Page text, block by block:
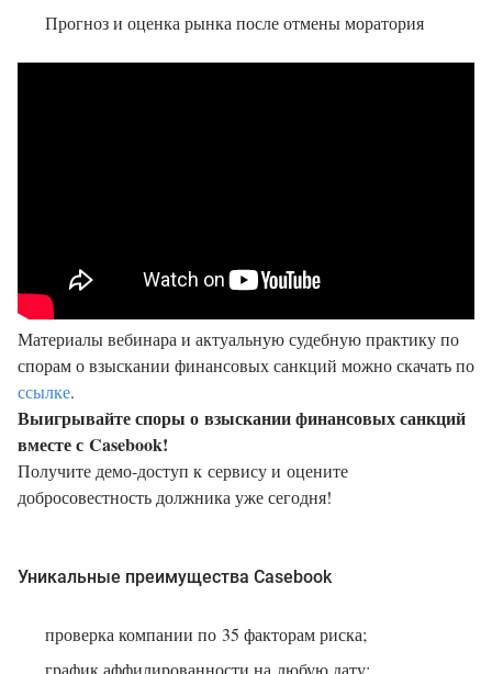
Прогноз и оценка рынка после отмены моратория
Материалы вебинара и актуальную судебную практику по
спорам о взыскании финансовых санкций можно скачать по
ссылке.
Выигрывайте споры о взыскании финансовых санкций
вместе с Casebook!
Получите демо-доступ к сервису и оцените
добросовестность должника уже сегодня!
Уникальные преимущества Casebook
проверка компании по 35 факторам риска;
график аффилированности на любую дату;